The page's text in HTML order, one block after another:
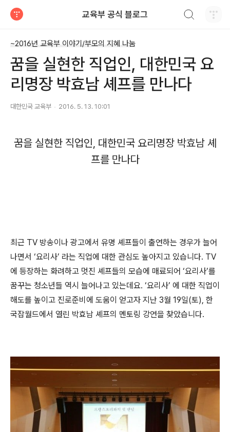
교육부 공식 블로그
~2016년 교육부 이야기/부모의 지혜 나눔
꿈을 실현한 직업인, 대한민국 요
리명장 박효남 셰프를 만나다
대한민국 교육부 2016. 5. 13. 10:01
꿈을 실현한 직업인, 대한민국 요리명장 박효남 셰
프를 만나다
최근 TV 방송이나 광고에서 유명 셰프들이 출연하는 경우가 늘어
나면서 ‘요리사’ 라는 직업에 대한 관심도 높아지고 있습니다. TV
에 등장하는 화려하고 멋진 셰프들의 모습에 매료되어 ‘요리사’를
꿈꾸는 청소년들 역시 늘어나고 있는데요. ‘요리사’ 에 대한 직업이
해도를 높이고 진로준비에 도움이 얻고자 지난 3월 19일(토), 한
국잡월드에서 열린 박효남 셰프의 멘토링 강연을 찾았습니다.